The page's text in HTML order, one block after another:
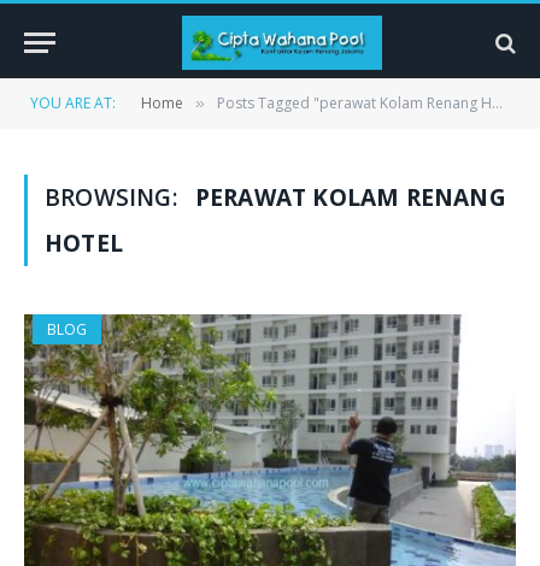
YOU ARE AT: Home » Posts Tagged "perawat Kolam Renang Hotel"
BROWSING:
PERAWAT KOLAM RENANG
HOTEL
BLOG